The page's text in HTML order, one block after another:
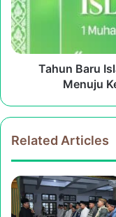
Momentum
Hijrah
Menuju
Kehidupan
Tahun Baru
Menuju
Related Articles